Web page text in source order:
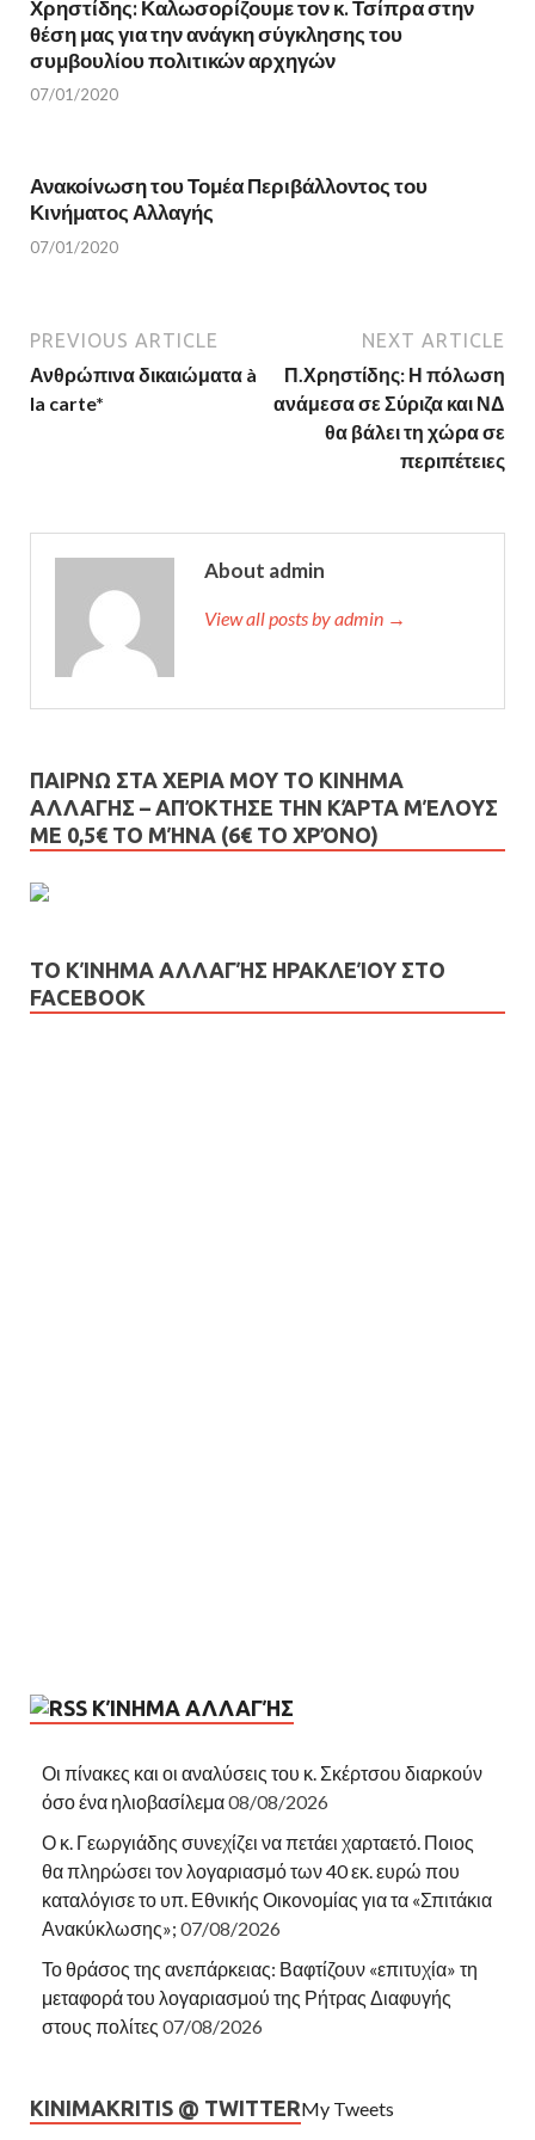
i
n
d
o
w
)
n
o
w
)
Χρηστίδης: Καλωσορίζουμε τον κ. Τσίπρα στην
θέση μας για την ανάγκη σύγκλησης του
συμβουλίου πολιτικών αρχηγών
07/01/2020
Ανακοίνωση του Τομέα Περιβάλλοντος του
Κινήματος Αλλαγής
07/01/2020
PREVIOUS ARTICLE
Ανθρώπινα δικαιώματα à
la carte*
NEXT ARTICLE
Π.Χρηστίδης: Η πόλωση
ανάμεσα σε Σύριζα και ΝΔ
θα βάλει τη χώρα σε
περιπέτειες
About admin
View all posts by admin →
ΠΑΙΡΝΩ ΣΤΑ ΧΕΡΙΑ ΜΟΥ ΤΟ ΚΙΝΗΜΑ
ΑΛΛΑΓΗΣ – AΠΌΚΤΗΣΕ ΤΗΝ ΚΆΡΤΑ ΜΈΛΟΥΣ
ΜΕ 0,5€ ΤΟ ΜΉΝΑ (6€ ΤΟ ΧΡΌΝΟ)
ΤΟ ΚΊΝΗΜΑ ΑΛΛΑΓΉΣ ΗΡΑΚΛΕΊΟΥ ΣΤΟ
FACEBOOK
ΚΊΝΗΜΑ ΑΛΛΑΓΉΣ
Οι πίνακες και οι αναλύσεις του κ. Σκέρτσου διαρκούν
όσο ένα ηλιοβασίλεμα08/08/2026
Ο κ. Γεωργιάδης συνεχίζει να πετάει χαρταετό. Ποιος
θα πληρώσει τον λογαριασμό των 40 εκ. ευρώ που
καταλόγισε το υπ. Εθνικής Οικονομίας για τα «Σπιτάκια
Ανακύκλωσης»; 07/08/2026
Το θράσος της ανεπάρκειας: Βαφτίζουν «επιτυχία» τη
μεταφορά του λογαριασμού της Ρήτρας Διαφυγής
στους πολίτες 07/08/2026
KINIMAKRITIS @ TWITTERMy Tweets